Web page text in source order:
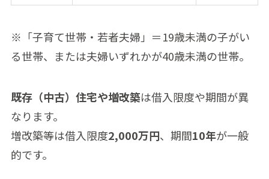
※「子育て世帯・若者夫婦」＝19歳未満の子がい
る世帯、または夫婦いずれかが40歳未満の世帯。
既存（中古）住宅や増改築は借入限度や期間が異
なります。
増改築等は借入限度2,000万円、期間10年が一般
的です。